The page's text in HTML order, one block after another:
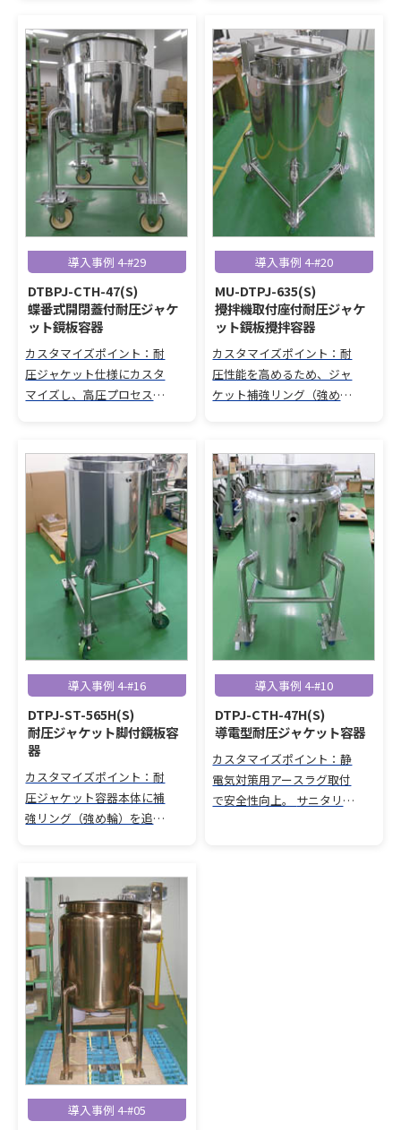
ドルは自在キャスター側に
設置し、操作性を最適化。
を装備し、機器接続性と耐
圧性を強化した耐圧ジャケ
ット鏡板攪拌容器。
導入事例 4-#29
DTBPJ-CTH-47(S)
蝶番式開閉蓋付耐圧ジャケ
ット鏡板容器
カスタマイズポイント：耐
圧ジャケット仕様にカスタ
マイズし、高圧プロセスや
し、メンテナンス性と安全
性を向上。
導入事例 4-#20
MU-DTPJ-635(S)
攪拌機取付座付耐圧ジャケ
ット鏡板攪拌容器
カスタマイズポイント：耐
圧性能を高めるため、ジャ
ケット補強リング（強め
上蓋を採用し、メンテナン
ス性・安全性を向上。
導入事例 4-#16
DTPJ-ST-565H(S)
耐圧ジャケット脚付鏡板容
器
カスタマイズポイント：耐
圧ジャケット容器本体に補
強リング（強め輪）を追加
攪拌用邪魔板の設計で撹拌
効率もアップ。
導入事例 4-#10
DTPJ-CTH-47H(S)
導電型耐圧ジャケット容器
カスタマイズポイント：静
電気対策用アースラグ取付
で安全性向上。 サニタリー
導入事例 4-#05